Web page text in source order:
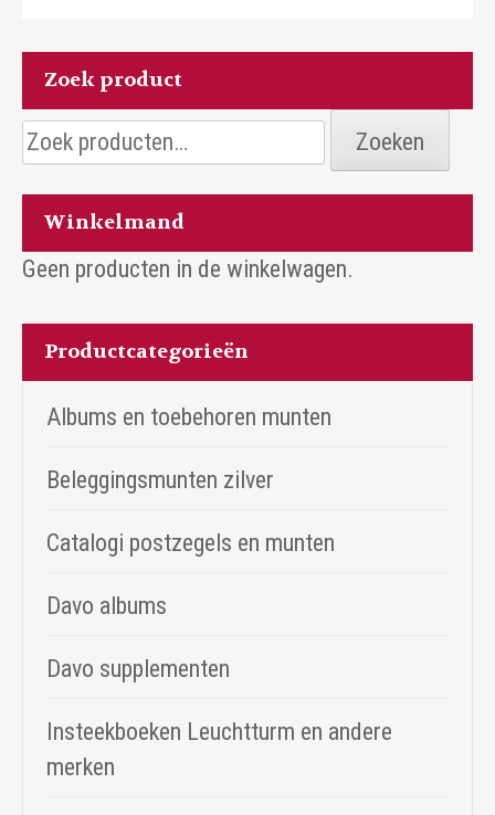
Zoek product
Zoeken
naar:
Zoeken
Winkelmand
Geen producten in de winkelwagen.
Productcategorieën
Albums en toebehoren munten
Beleggingsmunten zilver
Catalogi postzegels en munten
Davo albums
Davo supplementen
Insteekboeken Leuchtturm en andere
merken